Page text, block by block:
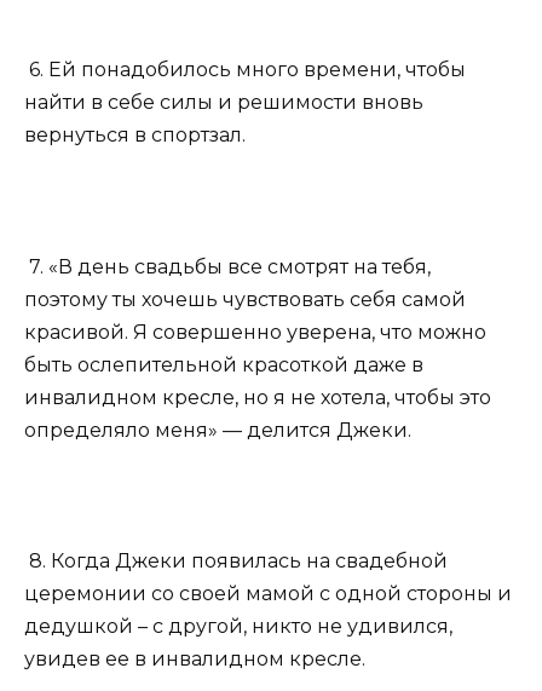
6. Ей понадобилось много времени, чтобы
найти в себе силы и решимости вновь
вернуться в спортзал.
7. «В день свадьбы все смотрят на тебя,
поэтому ты хочешь чувствовать себя самой
красивой. Я совершенно уверена, что можно
быть ослепительной красоткой даже в
инвалидном кресле, но я не хотела, чтобы это
определяло меня» — делится Джеки.
8. Когда Джеки появилась на свадебной
церемонии со своей мамой с одной стороны и
дедушкой – с другой, никто не удивился,
увидев ее в инвалидном кресле.